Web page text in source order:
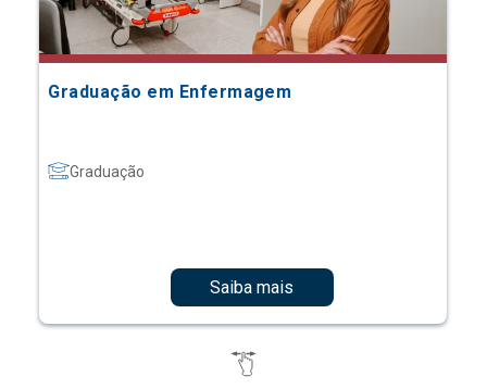
Graduação em Enfermagem
Graduação
Saiba mais